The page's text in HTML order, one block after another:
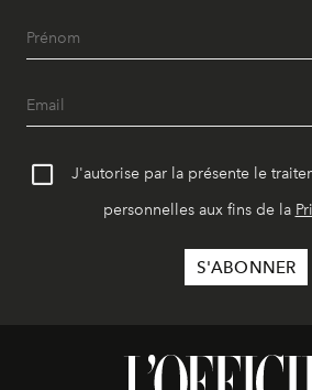
J'autorise par la présente le
personnelles aux fins de la